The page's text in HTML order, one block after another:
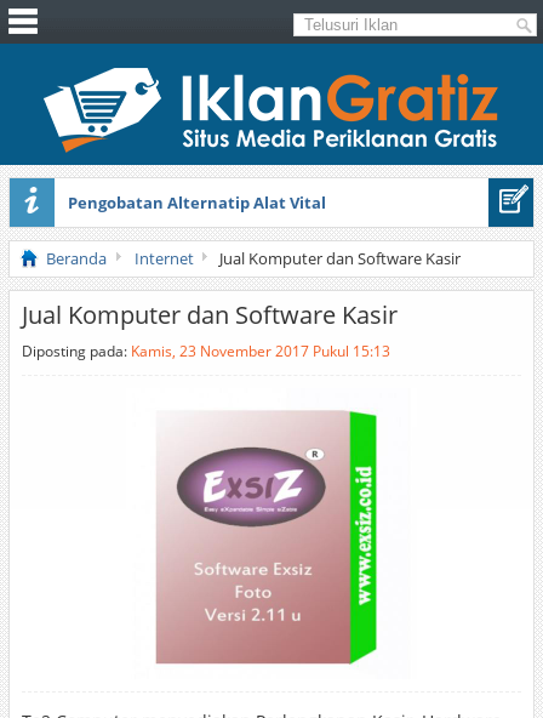
Pengobatan Alternatip Alat Vital
Pita Cantik Pesona
Beranda Internet Jual Komputer dan Software Kasir
Jual Komputer dan Software Kasir
Diposting pada: Kamis, 23 November 2017 Pukul 15:13